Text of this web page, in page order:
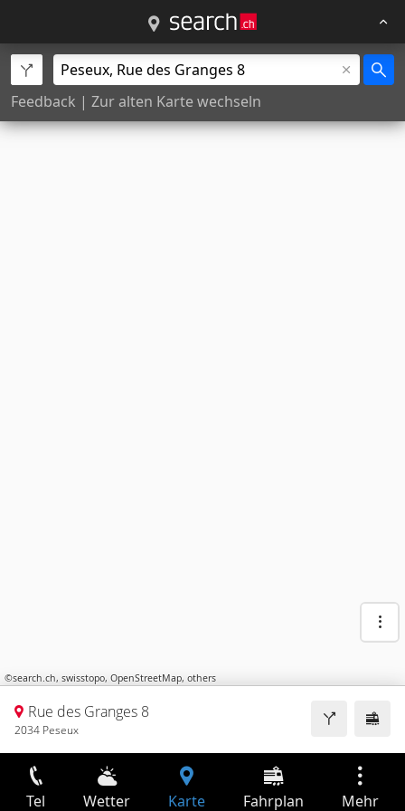
Feedback | Zur alten Karte wechseln
©search.ch, swisstopo, OpenStreetMap, others
Rue des Granges 8
2034 Peseux
Tel Wetter Karte Fahrplan Mehr